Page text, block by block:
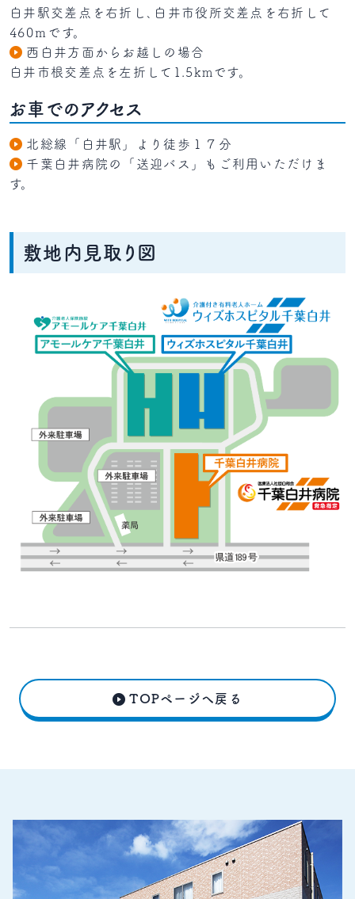
白井駅交差点を右折し､白井市役所交差点を右折して
460ｍです。
西白井方面からお越しの場合
白井市根交差点を左折して1.5kmです。
お車でのアクセス
北総線「白井駅」より徒歩１７分
千葉白井病院の「送迎バス」もご利用いただけま
す。
敷地内見取り図
TOPページへ戻る